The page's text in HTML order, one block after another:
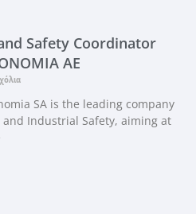
Safety Coordinator
ΑΕ
SA is the leading company
Industrial Safety, aiming at